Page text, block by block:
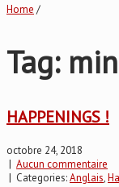
Home /
Tag:
HAPPENINGS !
octobre 24, 2018
| Aucun commentaire
| Categories:Anglais,